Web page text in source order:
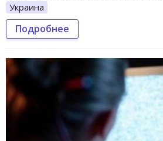
Украина
Подробнее